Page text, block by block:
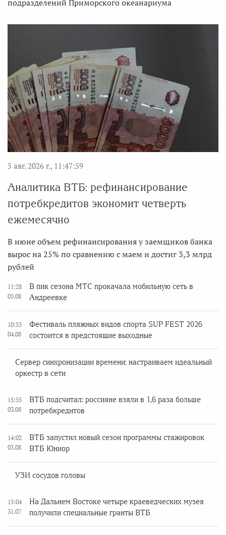
подразделений Приморского океанариума
5 авг. 2026 г., 11:47:59
Аналитика ВТБ: рефинансирование
потребкредитов экономит четверть
ежемесячно
В июне объем рефинансирования у заемщиков банка
вырос на 25% по сравнению с маем и достиг 3,3 млрд
рублей
11:28
05.08
В пик сезона МТС прокачала мобильную сеть в
Андреевке
10:55
04.08
Фестиваль пляжных видов спорта SUP FEST 2026
состоится в предстоящие выходные
Сервер синхронизации времени: настраиваем идеальный
оркестр в сети
15:55
03.08
ВТБ подсчитал: россияне взяли в 1,6 раза больше
потребкредитов
14:02
03.08
ВТБ запустил новый сезон программы стажировок
ВТБ Юниор
УЗИ сосудов головы
15:04
31.07
На Дальнем Востоке четыре краеведческих музея
получили специальные гранты ВТБ